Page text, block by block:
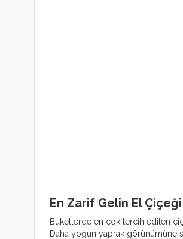
En Zarif Gelin El
Buketlerde en çok tercih edilen
Daha yoğun yaprak görünümüne